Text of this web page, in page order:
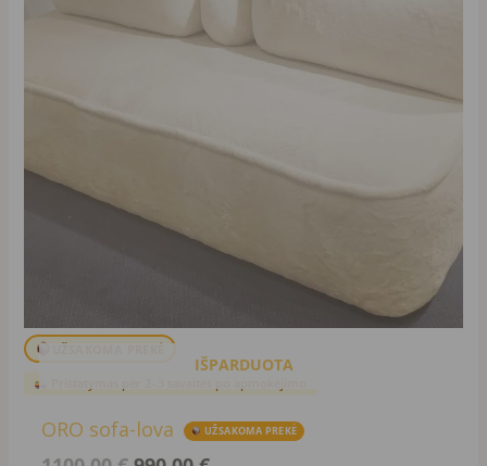
IŠPARDUOTA
UŽSAKOMA PREKĖ
ORO sofa-lova UŽSAKOMA PREKĖ